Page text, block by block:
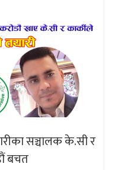
सञ्चालक के.सी र
बचत